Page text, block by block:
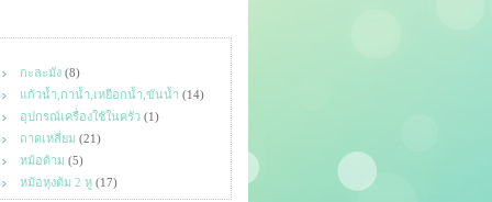
กะละมัง (8)
แก้วน้ำ,กาน้ำ,เหยือกน้ำ,ขันน้ำ (14)
อุปกรณ์เครื่องใช้ในครัว (1)
ถาดเหลี่ยม (21)
หม้อด้าม (5)
หม้อหุงต้ม 2 หู (17)